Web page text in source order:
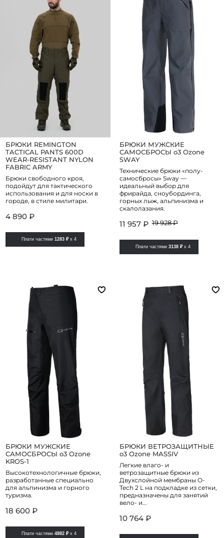
БРЮКИ REMINGTON
TACTICAL PANTS 600D
WEAR-RESISTANT NYLON
FABRIC ARMY
Брюки свободного кроя,
подойдут для тактического
использования и для носки в
городе, в стиле милитари.
4 890 ₽
Плати частями1283 ₽ x 4
БРЮКИ МУЖСКИЕ
САМОСБРОСЫ o3 Ozone
SWAY
Технические брюки «полу-
самосбросы» Sway —
идеальный выбор для
фрирайда, сноубординга,
горных лыж, альпинизма и
скалолазания.
11 957 ₽ 19 928 ₽
Плати частями 3138 ₽ x 4
БРЮКИ МУЖСКИЕ
САМОСБРОСЫ o3 Ozone
KROS-1
Высокотехнологичные брюки,
разработанные специально
для альпинизма и горного
туризма.
18 600 ₽
Плати частями4882 ₽ x 4
БРЮКИ ВЕТРОЗАЩИТНЫЕ
o3 Ozone MASSIV
Легкие влаго- и
ветрозащитные брюки из
Двухслойной мембраны O-
Tech 2 L на подкладке из сетки,
предназначены для занятий
вело- и...
10 764 ₽